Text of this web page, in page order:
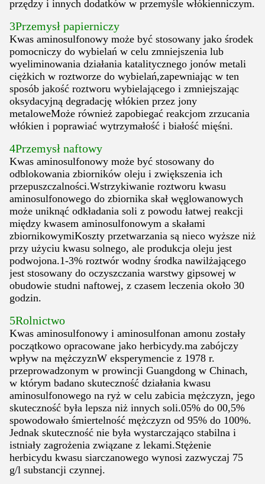
przędzy i innych dodatków w przemyśle włókienniczym.
3Przemysł papierniczy
Kwas aminosulfonowy może być stosowany jako środek
pomocniczy do wybielań w celu zmniejszenia lub
wyeliminowania działania katalitycznego jonów metali
ciężkich w roztworze do wybielań,zapewniając w ten
sposób jakość roztworu wybielającego i zmniejszając
oksydacyjną degradację włókien przez jony
metaloweMoże również zapobiegać reakcjom zrzucania
włókien i poprawiać wytrzymałość i białość mięśni.
4Przemysł naftowy
Kwas aminosulfonowy może być stosowany do
odblokowania zbiorników oleju i zwiększenia ich
przepuszczalności.Wstrzykiwanie roztworu kwasu
aminosulfonowego do zbiornika skał węglowanowych
może uniknąć odkładania soli z powodu łatwej reakcji
między kwasem aminosulfonowym a skałami
zbiornikowymiKoszty przetwarzania są nieco wyższe niż
przy użyciu kwasu solnego, ale produkcja oleju jest
podwojona.1-3% roztwór wodny środka nawilżającego
jest stosowany do oczyszczania warstwy gipsowej w
obudowie studni naftowej, z czasem leczenia około 30
godzin.
5Rolnictwo
Kwas aminosulfonowy i aminosulfonan amonu zostały
początkowo opracowane jako herbicydy.ma zabójczy
wpływ na mężczyznW eksperymencie z 1978 r.
przeprowadzonym w prowincji Guangdong w Chinach,
w którym badano skuteczność działania kwasu
aminosulfonowego na ryż w celu zabicia mężczyzn, jego
skuteczność była lepsza niż innych soli.05% do 00,5%
spowodowało śmiertelność mężczyzn od 95% do 100%.
Jednak skuteczność nie była wystarczająco stabilna i
istniały zagrożenia związane z lekami.Stężenie
herbicydu kwasu siarczanowego wynosi zazwyczaj 75
g/l substancji czynnej.